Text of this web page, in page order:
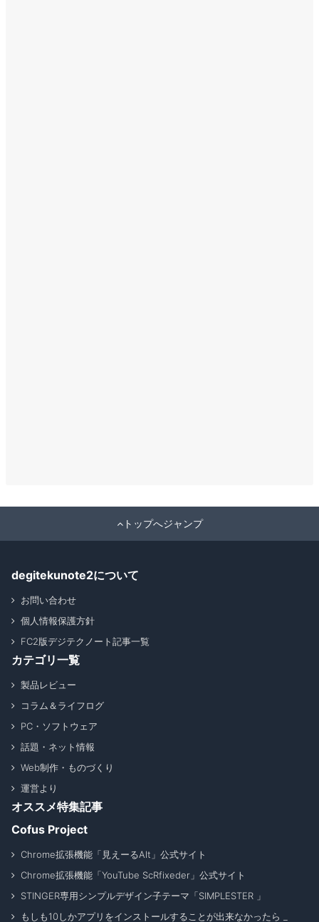
トップへジャンプ
degitekunote2について
お問い合わせ
個人情報保護方針
FC2版デジテクノート記事一覧
カテゴリ一覧
製品レビュー
コラム＆ライフログ
PC・ソフトウェア
話題・ネット情報
Web制作・ものづくり
運営より
オススメ特集記事
Cofus Project
Chrome拡張機能「見えーるAlt」公式サイト
Chrome拡張機能「YouTube ScRfixeder」公式サイト
STINGER専用シンプルデザイン子テーマ「SIMPLESTER 」
もしも10しかアプリをインストールすることが出来なかったら _